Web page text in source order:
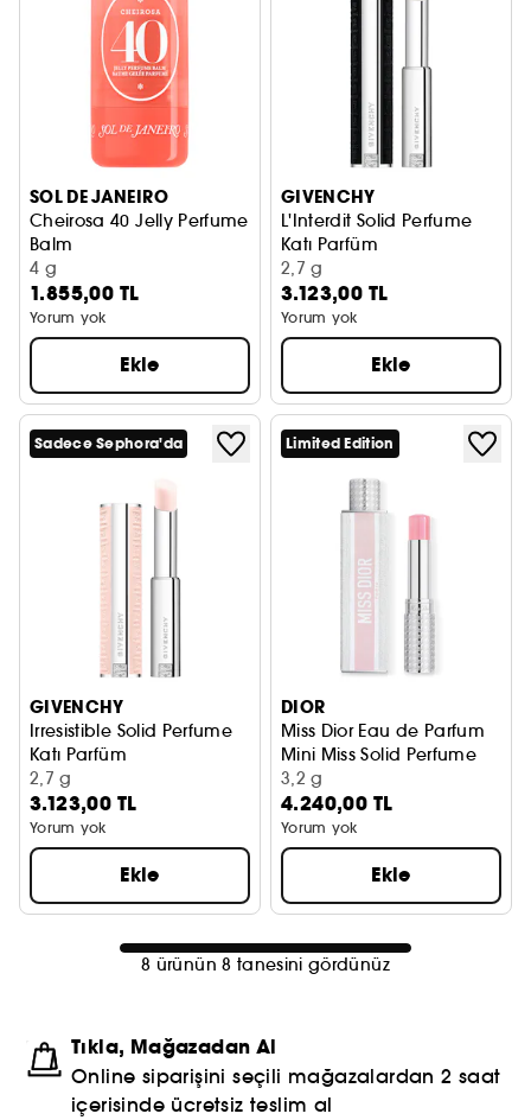
SOL DE JANEIRO
Cheirosa 40 Jelly Perfume
Balm
Katı Parfüm
4 g
1.855,00 TL
Yorum yok
Ekle
GIVENCHY
L'Interdit Solid Perfume
Katı Parfüm
2,7 g
3.123,00 TL
Yorum yok
Ekle
Sadece Sephora'da
GIVENCHY
Irresistible Solid Perfume
Katı Parfüm
2,7 g
3.123,00 TL
Yorum yok
Ekle
Limited Edition
DIOR
Miss Dior Eau de Parfum
Mini Miss Solid Perfume
Katı Parfüm
3,2 g
4.240,00 TL
Yorum yok
Ekle
8 ürünün 8 tanesini gördünüz
Tıkla, Mağazadan Al
Online siparişini seçili mağazalardan 2 saat
içerisinde ücretsiz teslim al